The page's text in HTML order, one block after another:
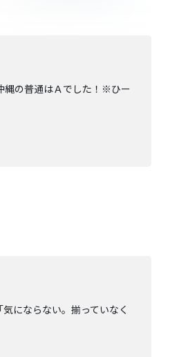
縄の普通はＡでした！※ひー
ならない。揃っていなく